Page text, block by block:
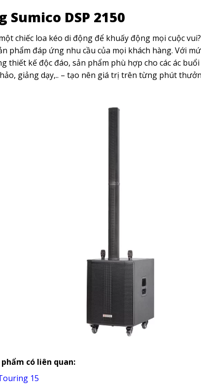
Sumico DSP 2150
chiếc loa kéo di động để khuấy động mọi cuộc vui?
phẩm đáp ứng nhu cầu của mọi khách hàng. Với
thiết kế độc đáo, sản phẩm phù hợp cho các ác
giảng dạy,.. – tạo nên giá trị trên từng phút
có liên quan:
15